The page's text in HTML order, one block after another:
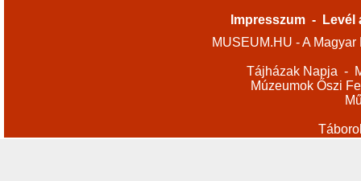
Impresszum -
Levél
MUSEUM.HU - A
Tájházak Napja -
Múzeumok Őszi